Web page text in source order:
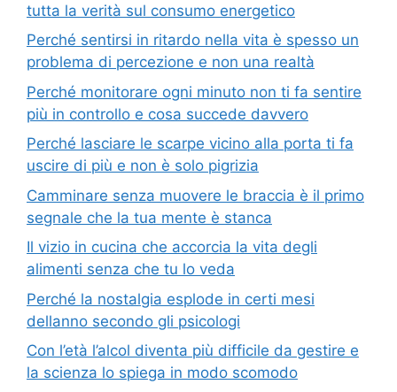
tutta la verità sul consumo energetico
Perché sentirsi in ritardo nella vita è spesso un
problema di percezione e non una realtà
Perché monitorare ogni minuto non ti fa sentire
più in controllo e cosa succede davvero
Perché lasciare le scarpe vicino alla porta ti fa
uscire di più e non è solo pigrizia
Camminare senza muovere le braccia è il primo
segnale che la tua mente è stanca
Il vizio in cucina che accorcia la vita degli
alimenti senza che tu lo veda
Perché la nostalgia esplode in certi mesi
dellanno secondo gli psicologi
Con l’età l’alcol diventa più difficile da gestire e
la scienza lo spiega in modo scomodo